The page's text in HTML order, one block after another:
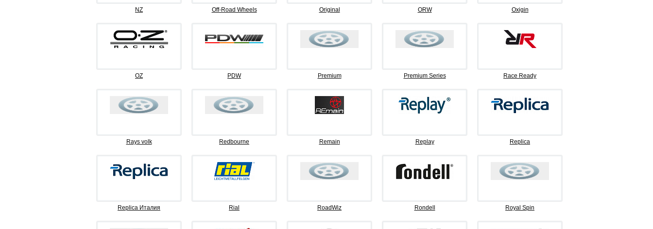
NZ Off-Road Wheels Original ORW Oxigin
OZ PDW Premium Premium Series Race Ready
Rays volk Redbourne Remain Replay Replica
Replica Италия Rial RoadWiz Rondell Royal Spin